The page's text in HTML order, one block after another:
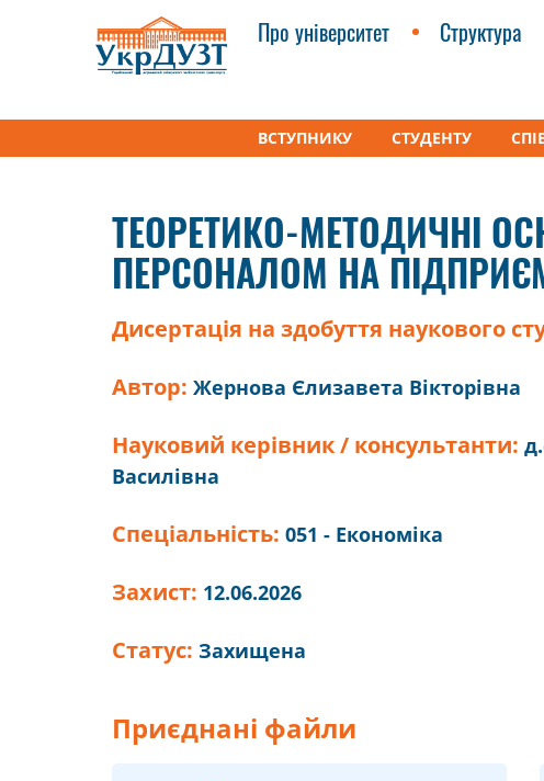
Про університет Структура
ВСТУПНИКУ СТУДЕНТУ
Дисертації Теоретико-методичні основи
ТЕОРЕТИКО-МЕТОДИЧНІ
ПЕРСОНАЛОМ НА
Дисертація на здобуття наукового
Автор: Жернова Єлизавета Вікторівна
Науковий керівник / консультанти:
Василівна
Спеціальність: 051 - Економіка
Захист: 12.06.2026
Статус: Захищена
Приєднані файли